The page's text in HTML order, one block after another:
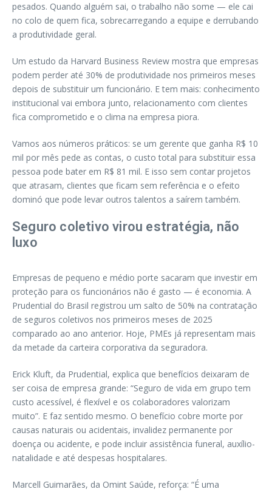
pesados. Quando alguém sai, o trabalho não some — ele cai
no colo de quem fica, sobrecarregando a equipe e derrubando
a produtividade geral.
Um estudo da Harvard Business Review mostra que empresas
podem perder até 30% de produtividade nos primeiros meses
depois de substituir um funcionário. E tem mais: conhecimento
institucional vai embora junto, relacionamento com clientes
fica comprometido e o clima na empresa piora.
Vamos aos números práticos: se um gerente que ganha R$ 10
mil por mês pede as contas, o custo total para substituir essa
pessoa pode bater em R$ 81 mil. E isso sem contar projetos
que atrasam, clientes que ficam sem referência e o efeito
dominó que pode levar outros talentos a saírem também.
Seguro coletivo virou estratégia, não
luxo
Empresas de pequeno e médio porte sacaram que investir em
proteção para os funcionários não é gasto — é economia. A
Prudential do Brasil registrou um salto de 50% na contratação
de seguros coletivos nos primeiros meses de 2025
comparado ao ano anterior. Hoje, PMEs já representam mais
da metade da carteira corporativa da seguradora.
Erick Kluft, da Prudential, explica que benefícios deixaram de
ser coisa de empresa grande: “Seguro de vida em grupo tem
custo acessível, é flexível e os colaboradores valorizam
muito”. E faz sentido mesmo. O benefício cobre morte por
causas naturais ou acidentais, invalidez permanente por
doença ou acidente, e pode incluir assistência funeral, auxílio-
natalidade e até despesas hospitalares.
Marcell Guimarães, da Omint Saúde, reforça: “É uma